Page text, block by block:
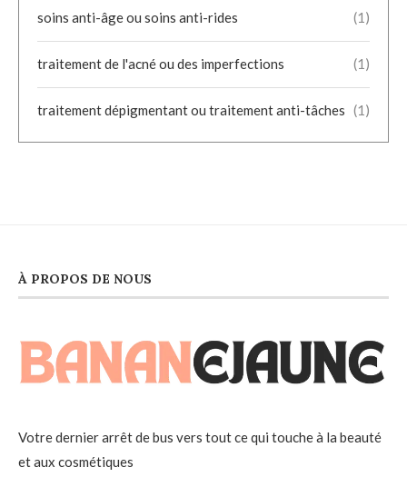
soins anti-âge ou soins anti-rides (1)
traitement de l'acné ou des imperfections (1)
traitement dépigmentant ou traitement anti-tâches (1)
À PROPOS DE NOUS
Votre dernier arrêt de bus vers tout ce qui touche à la beauté
et aux cosmétiques